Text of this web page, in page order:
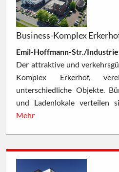
Business-Komplex
Emil-Hoffmann-Str./
Der attraktive und
Komplex Erkerhof,
unterschiedliche Objekte.
und Ladenlokale verteilen
Mehr